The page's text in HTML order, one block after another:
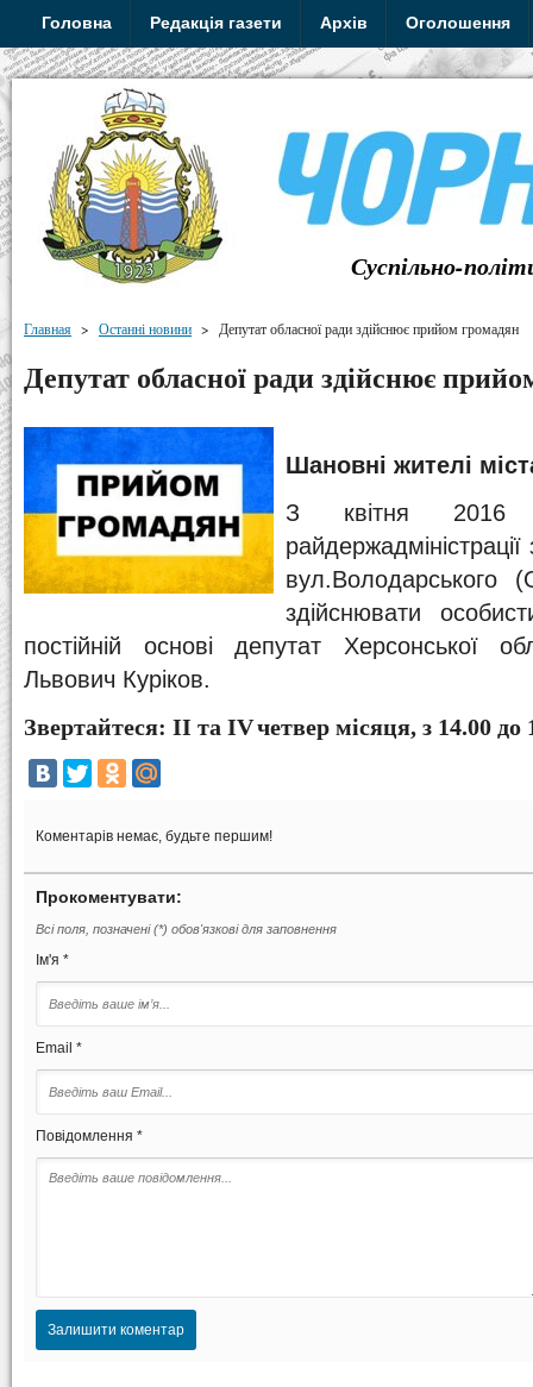
Головна Редакція газети Архів Оголошення
Суспільно-
Главная > Останні новини > Депутат обласної ради здійснює прийом громадян
Депутат обласної ради здійснює
Шановні жителі
З квітня 2016
вул.Володарського
здійснювати
постійній основі депутат Херсонської
Львович Куріков.
Звертайтеся: ІІ та ІVчетвер місяця, з 14.00 до
Коментарів немає, будьте першим!
Прокоментувати:
Всі поля, позначені (*) обов'язкові для заповнення
Ім'я *
Email *
Повідомлення *